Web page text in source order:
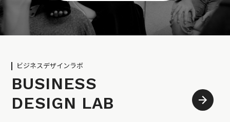
ビジネスデザインラボ
BUSINESS
DESIGN LAB